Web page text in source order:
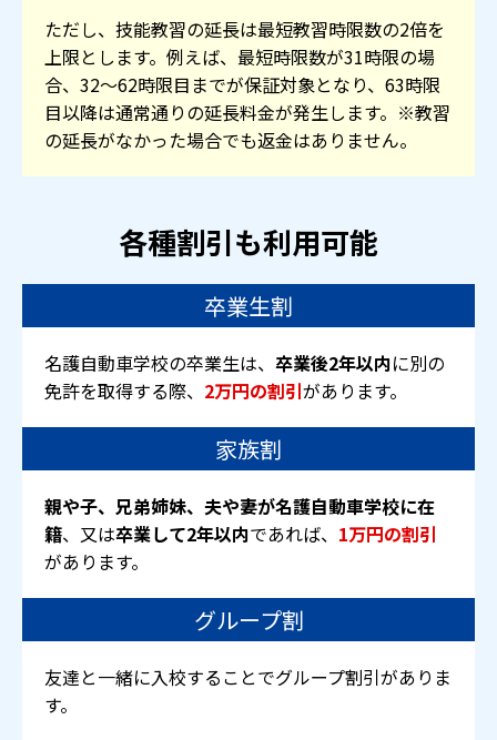
ただし、技能教習の延長は最短教習時限数の2倍を
上限とします。例えば、最短時限数が31時限の場
合、32～62時限目までが保証対象となり、63時限
目以降は通常通りの延長料金が発生します。※教習
の延長がなかった場合でも返金はありません。
各種割引も利用可能
卒業生割
名護自動車学校の卒業生は、 卒業後2年以内に別の
免許を取得する際、 2万円の割引があります。
家族割
親や子、兄弟姉妹、夫や妻が名護自動車学校に在
籍、又は卒業して2年以内であれば、 1万円の割引
があります。
グループ割
友達と一緒に入校することでグループ割引がありま
す。